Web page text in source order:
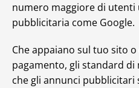
numero maggiore di
pubblicitaria come Google.
Che appaiano sul tuo sito
pagamento, gli standard
che gli annunci